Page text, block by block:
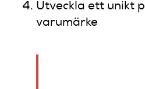
Utveckla ett unikt
varumärke